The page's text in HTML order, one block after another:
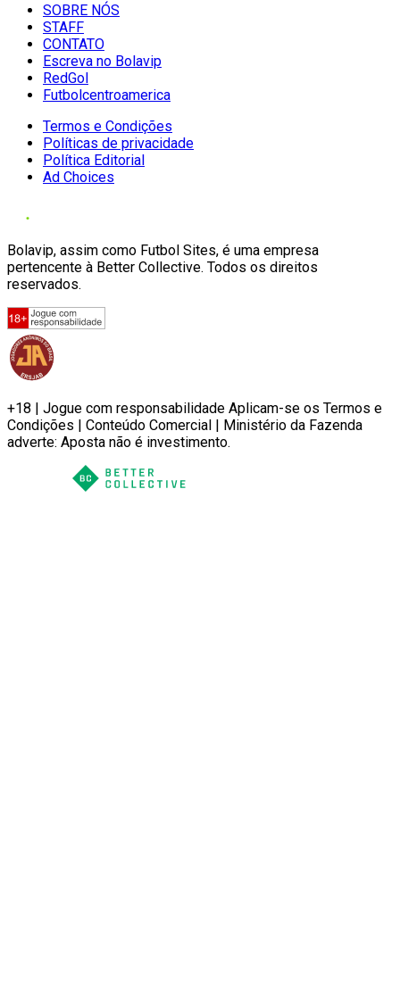
SOBRE NÓS
STAFF
CONTATO
Escreva no Bolavip
RedGol
Futbolcentroamerica
Termos e Condições
Políticas de privacidade
Política Editorial
Ad Choices
Bolavip, assim como Futbol Sites, é uma empresa
pertencente à Better Collective. Todos os direitos
reservados.
+18 | Jogue com responsabilidade Aplicam-se os Termos e
Condições | Conteúdo Comercial | Ministério da Fazenda
adverte: Aposta não é investimento.